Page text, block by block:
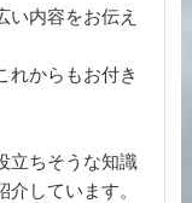
い内容をお伝え
れからもお付き
立ちそうな知識
しています。